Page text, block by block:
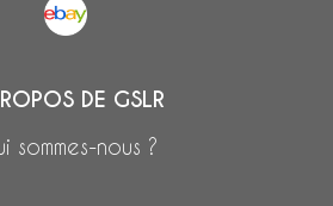
DE GSLR
sommes-nous ?